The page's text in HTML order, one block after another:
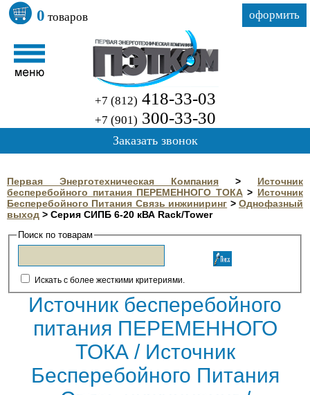
0 товаров оформить
+7 (812) 418-33-03
+7 (901) 300-33-30
Заказать звонок
Первая Энерготехническая Компания > Источник
бесперебойного питания ПЕРЕМЕННОГО ТОКА> Источник
Бесперебойного Питания Связь инжиниринг >Однофазный
выход > Серия СИПБ 6-20 кВА Rack/Tower
Поиск по товарам
Искать с более жесткими критериями.
Источник бесперебойного
питания ПЕРЕМЕННОГО
ТОКА / Источник
Бесперебойного Питания